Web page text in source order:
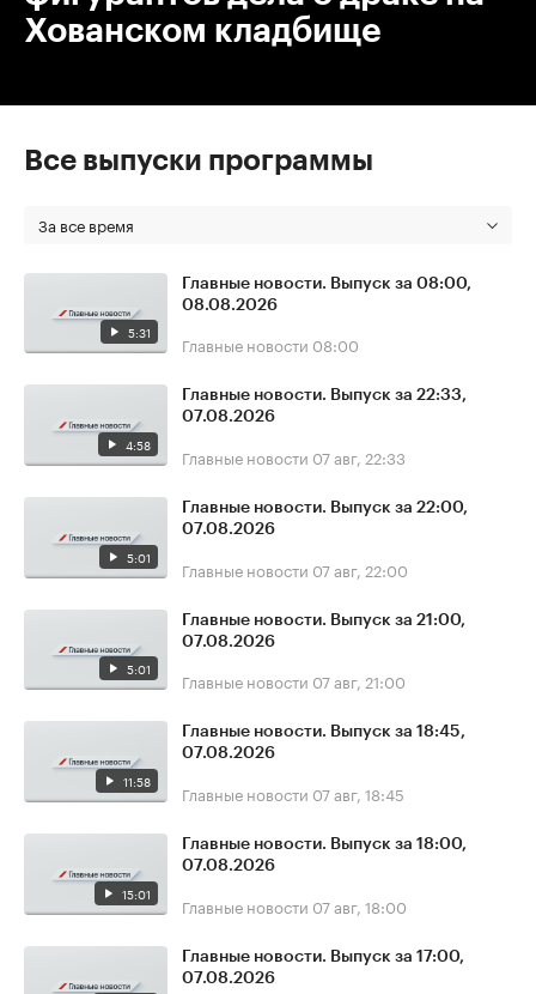
Хованском кладбище
Все выпуски программы
За все время
5:31
Главные новости. Выпуск за 08:00,
08.08.2026
Главные новости 08:00
4:58
Главные новости. Выпуск за 22:33,
07.08.2026
Главные новости 07 авг, 22:33
5:01
Главные новости. Выпуск за 22:00,
07.08.2026
Главные новости 07 авг, 22:00
5:01
Главные новости. Выпуск за 21:00,
07.08.2026
Главные новости 07 авг, 21:00
11:58
Главные новости. Выпуск за 18:45,
07.08.2026
Главные новости 07 авг, 18:45
15:01
Главные новости. Выпуск за 18:00,
07.08.2026
Главные новости 07 авг, 18:00
Главные новости. Выпуск за 17:00,
07.08.2026